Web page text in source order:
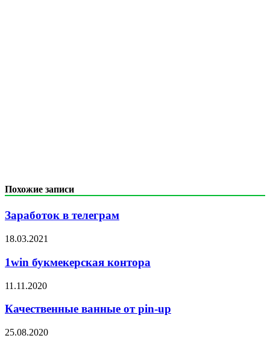
Похожие записи
Заработок в телеграм
18.03.2021
1win букмекерская контора
11.11.2020
Качественные ванные от pin-up
25.08.2020